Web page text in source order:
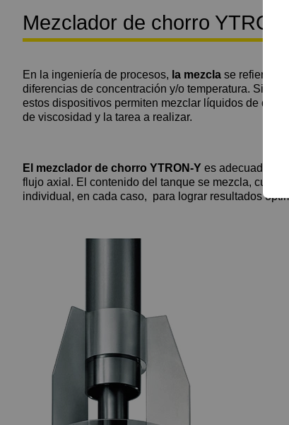
Mezclador de chorro YTRON-
En la ingeniería de procesos, la mezcla se refiere a
diferencias de concentración y/o temperatura. Si
estos dispositivos permiten mezclar líquidos de
de viscosidad y la tarea a realizar.
El mezclador de chorro YTRON-Y es adecuado
flujo axial. El contenido del tanque se mezcla,
individual, en cada caso, para lograr resultados